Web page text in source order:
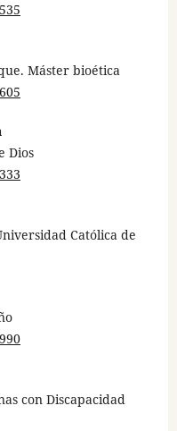
Máster bioética
Dios
Católica de
con Discapacidad